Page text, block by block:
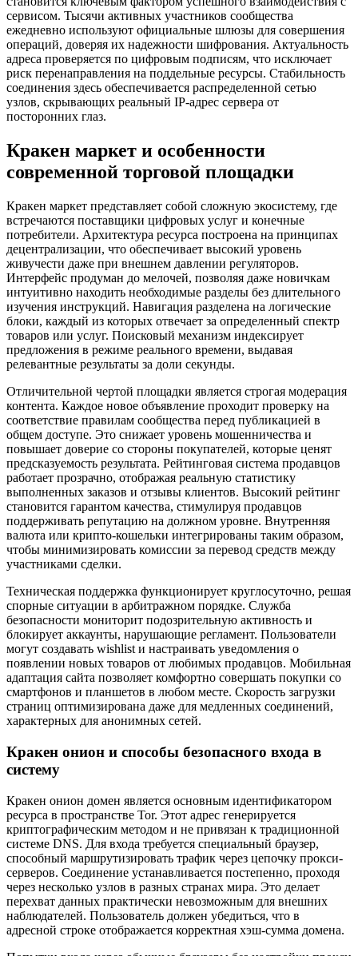
сервисом. Тысячи активных участников сообщества
ежедневно используют официальные шлюзы для совершения
операций, доверяя их надежности шифрования. Актуальность
адреса проверяется по цифровым подписям, что исключает
риск перенаправления на поддельные ресурсы. Стабильность
соединения здесь обеспечивается распределенной сетью
узлов, скрывающих реальный IP-адрес сервера от
посторонних глаз.
Кракен маркет и особенности
современной торговой площадки
Кракен маркет представляет собой сложную экосистему, где
встречаются поставщики цифровых услуг и конечные
потребители. Архитектура ресурса построена на принципах
децентрализации, что обеспечивает высокий уровень
живучести даже при внешнем давлении регуляторов.
Интерфейс продуман до мелочей, позволяя даже новичкам
интуитивно находить необходимые разделы без длительного
изучения инструкций. Навигация разделена на логические
блоки, каждый из которых отвечает за определенный спектр
товаров или услуг. Поисковый механизм индексирует
предложения в режиме реального времени, выдавая
релевантные результаты за доли секунды.
Отличительной чертой площадки является строгая модерация
контента. Каждое новое объявление проходит проверку на
соответствие правилам сообщества перед публикацией в
общем доступе. Это снижает уровень мошенничества и
повышает доверие со стороны покупателей, которые ценят
предсказуемость результата. Рейтинговая система продавцов
работает прозрачно, отображая реальную статистику
выполненных заказов и отзывы клиентов. Высокий рейтинг
становится гарантом качества, стимулируя продавцов
поддерживать репутацию на должном уровне. Внутренняя
валюта или крипто-кошельки интегрированы таким образом,
чтобы минимизировать комиссии за перевод средств между
участниками сделки.
Техническая поддержка функционирует круглосуточно, решая
спорные ситуации в арбитражном порядке. Служба
безопасности мониторит подозрительную активность и
блокирует аккаунты, нарушающие регламент. Пользователи
могут создавать wishlist и настраивать уведомления о
появлении новых товаров от любимых продавцов. Мобильная
адаптация сайта позволяет комфортно совершать покупки со
смартфонов и планшетов в любом месте. Скорость загрузки
страниц оптимизирована даже для медленных соединений,
характерных для анонимных сетей.
Кракен онион и способы безопасного входа в
систему
Кракен онион домен является основным идентификатором
ресурса в пространстве Tor. Этот адрес генерируется
криптографическим методом и не привязан к традиционной
системе DNS. Для входа требуется специальный браузер,
способный маршрутизировать трафик через цепочку прокси-
серверов. Соединение устанавливается постепенно, проходя
через несколько узлов в разных странах мира. Это делает
перехват данных практически невозможным для внешних
наблюдателей. Пользователь должен убедиться, что в
адресной строке отображается корректная хэш-сумма домена.